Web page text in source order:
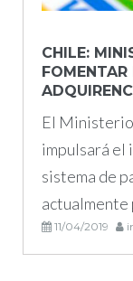
CHILE:
El
impulsará el
sistema de
actualmente
11/04/2019